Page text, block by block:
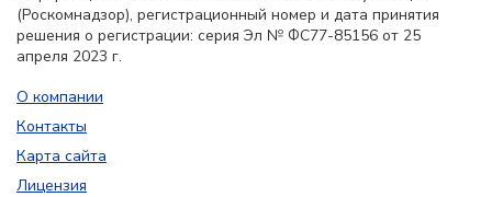
(Роскомнадзор), регистрационный номер и дата принятия
решения о регистрации: серия Эл № ФС77-85156 от 25
апреля 2023 г.
О компании
Контакты
Карта сайта
Лицензия